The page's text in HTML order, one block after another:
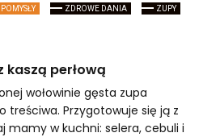
ZDROWE DANIA ZUPY
perłową
wołowinie gęsta zupa
treściwa. Przygotowuje się ją z
mamy w kuchni: selera, cebuli i